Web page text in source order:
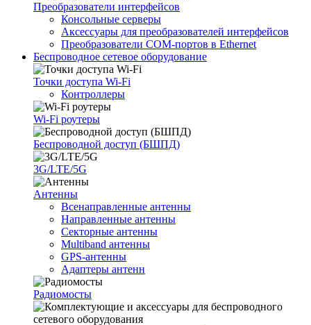
Преобразователи интерфейсов
Консольные серверы
Аксессуары для преобразователей интерфейсов
Преобразователи COM-портов в Ethernet
Беспроводное сетевое оборудование
Точки доступа Wi-Fi
Контроллеры
Wi-Fi роутеры
Беспроводной доступ (БШПД)
3G/LTE/5G
Антенны
Всенаправленные антенны
Направленные антенны
Секторные антенны
Multiband антенны
GPS-антенны
Адаптеры антенн
Радиомосты